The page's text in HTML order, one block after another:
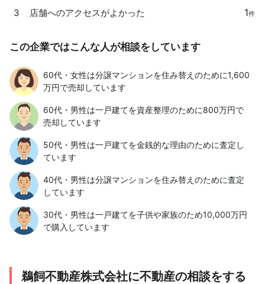
3 店舗へのアクセスがよかった 1件
この企業ではこんな人が相談をしています
60代・女性は分譲マンションを住み替えのために1,600
万円で売却しています
60代・男性は一戸建てを資産整理のために800万円で
売却しています
50代・男性は一戸建てを金銭的な理由のために査定し
ています
40代・男性は分譲マンションを住み替えのために査定
しています
30代・男性は一戸建てを子供や家族のため10,000万円
で購入しています
鵜飼不動産株式会社に不動産の相談をする